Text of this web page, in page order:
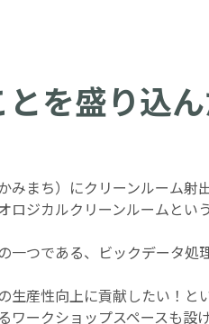
を盛り込
みまち）にクリーンルーム射
ロジカルクリーンルームと
一つである、ビックデータ
生産性向上に貢献したい！と
ークショップスペースも設け